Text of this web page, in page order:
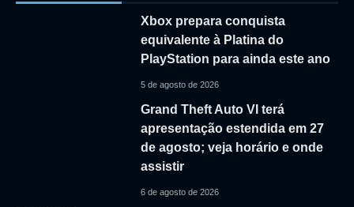
Xbox prepara conquista
equivalente à Platina do
PlayStation para ainda este ano
5 de agosto de 2026
Grand Theft Auto VI terá
apresentação estendida em 27
de agosto; veja horário e onde
assistir
6 de agosto de 2026